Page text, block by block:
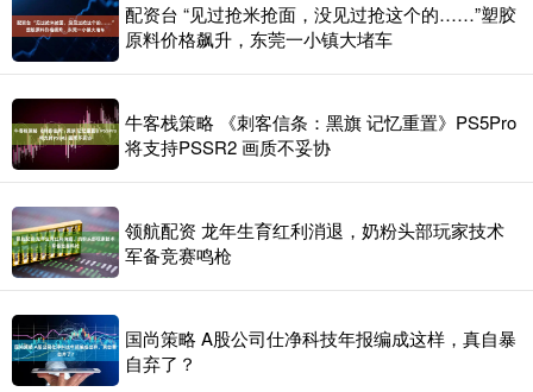
配资台 “见过抢米抢面，没见过抢这个的……”塑胶
原料价格飙升，东莞一小镇大堵车
牛客栈策略 《刺客信条：黑旗 记忆重置》PS5Pro
将支持PSSR2 画质不妥协
领航配资 龙年生育红利消退，奶粉头部玩家技术
军备竞赛鸣枪
国尚策略 A股公司仕净科技年报编成这样，真自暴
自弃了？